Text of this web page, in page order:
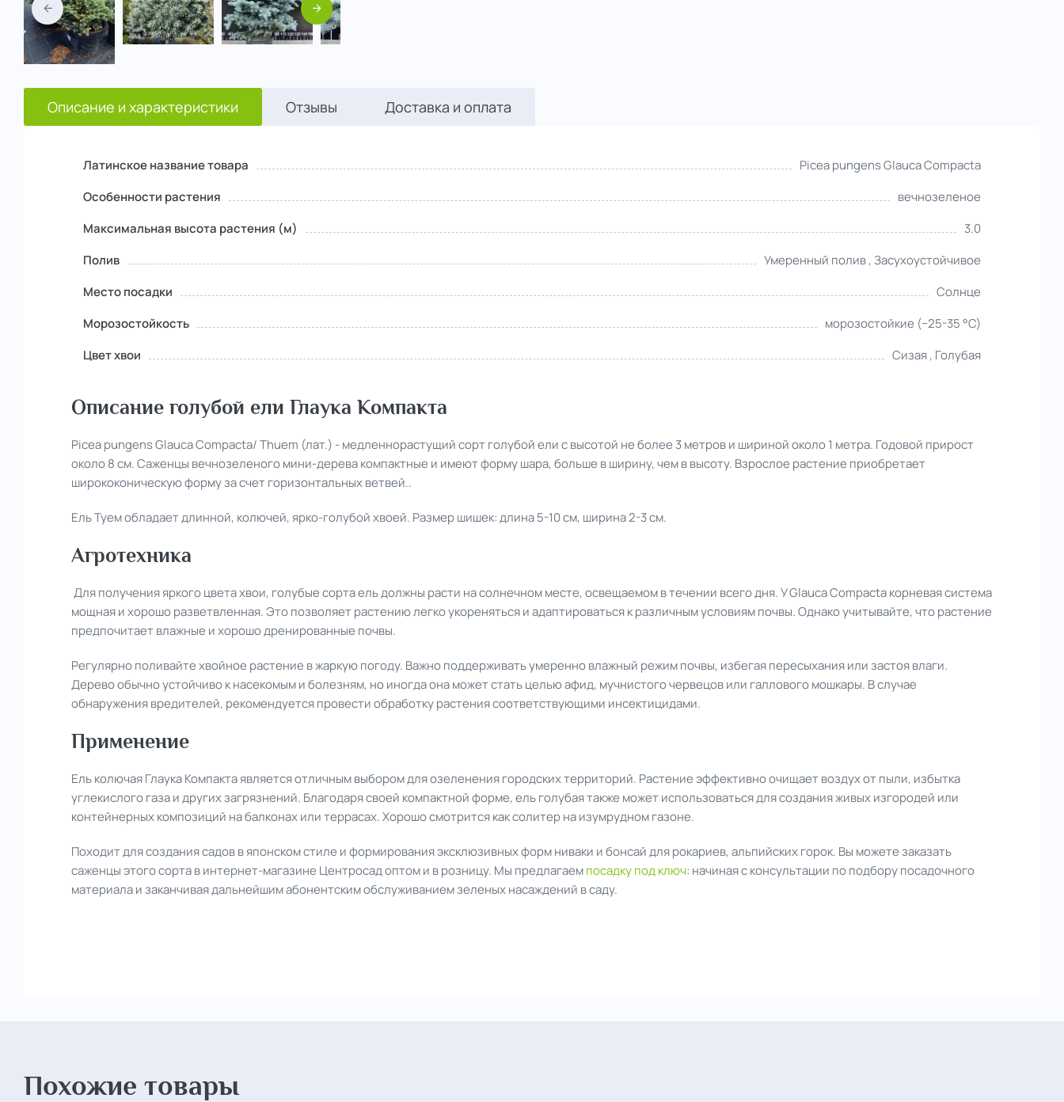
Назад Вперед
Описание и характеристики Отзывы Доставка и оплата
Латинское название товара
Picea pungens Glauca Compacta
Особенности растения
вечнозеленое
Максимальная высота растения (м)
3.0
Полив
Умеренный полив , Засухоустойчивое
Место посадки
Солнце
Морозостойкость
морозостойкие (−25-35 °С)
Цвет хвои
Сизая , Голубая
Описание голубой ели Глаука Компакта
Picea pungens Glauca Compacta/ Thuem (лат.) - медленнорастущий сорт голубой ели с высотой не более 3 метров и шириной около 1 метра. Годовой прирост
около 8 см. Саженцы вечнозеленого мини-дерева компактные и имеют форму шара, больше в ширину, чем в высоту. Взрослое растение приобретает
ширококоническую форму за счет горизонтальных ветвей..
Ель Туем обладает длинной, колючей, ярко-голубой хвоей. Размер шишек: длина 5-10 см, ширина 2-3 см.
Агротехника
Для получения яркого цвета хвои, голубые сорта ель должны расти на солнечном месте, освещаемом в течении всего дня. У Glauca Compacta корневая система
мощная и хорошо разветвленная. Это позволяет растению легко укореняться и адаптироваться к различным условиям почвы. Однако учитывайте, что растение
предпочитает влажные и хорошо дренированные почвы.
Регулярно поливайте хвойное растение в жаркую погоду. Важно поддерживать умеренно влажный режим почвы, избегая пересыхания или застоя влаги.
Дерево обычно устойчиво к насекомым и болезням, но иногда она может стать целью афид, мучнистого червецов или галлового мошкары. В случае
обнаружения вредителей, рекомендуется провести обработку растения соответствующими инсектицидами.
Применение
Ель колючая Глаука Компакта является отличным выбором для озеленения городских территорий. Растение эффективно очищает воздух от пыли, избытка
углекислого газа и других загрязнений. Благодаря своей компактной форме, ель голубая также может использоваться для создания живых изгородей или
контейнерных композиций на балконах или террасах. Хорошо смотрится как солитер на изумрудном газоне.
Походит для создания садов в японском стиле и формирования эксклюзивных форм ниваки и бонсай для рокариев, альпийских горок. Вы можете заказать
саженцы этого сорта в интернет-магазине Центросад оптом и в розницу. Мы предлагаемпосадку под ключ: начиная с консультации по подбору посадочного
материала и заканчивая дальнейшим абонентским обслуживанием зеленых насаждений в саду.
Похожие товары